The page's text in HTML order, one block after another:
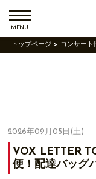
MENU
トップページ コンサート
2026年09月05日(土)
VOX LETTER
便！配達バッグ